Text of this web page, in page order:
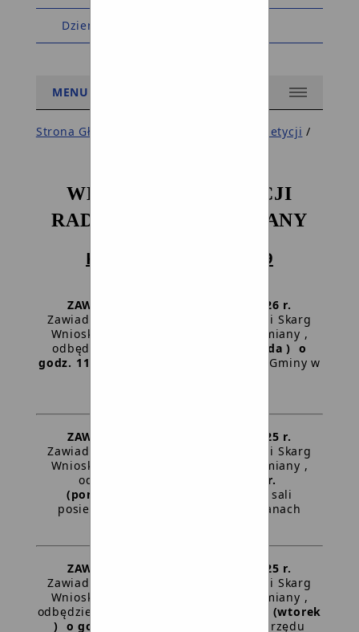
Dziennik zmian w BIP
MENU
Strona Główna BIP Gminy wnioskow_petycji /
WNIOSKÓW I PETYCJI
RADY GMINY DZIEMIANY
KADENCJA 2024 - 2029
ZAWIADOMIENIE z dnia 19-03-2026 r.
Zawiadamiam, że posiedzenie Komisji Skarg
Wniosków i Petycji Rady Gminy Dziemiany ,
odbędzie się
25 marca 2026 r. (środa ) o
godz. 11:45
w sali posiedzeń Urzędu Gminy w
ZAWIADOMIENIE z dnia 03-12-2025 r.
Zawiadamiam, że posiedzenie Komisji Skarg
Wniosków i Petycji Rady Gminy Dziemiany ,
odbędzie się
15 grudnia 2025 r.
(poniedziałek ) o godz. 14:30
w sali
posiedzeń Urzędu Gminy w Dziemianach
ZAWIADOMIENIE z dnia 13-10-2025 r.
Zawiadamiam, że posiedzenie Komisji Skarg
Wniosków i Petycji Rady Gminy Dziemiany ,
odbędzie się
21 października 2025 r. (wtorek
) o godz. 14:30
w sali posiedzeń Urzędu